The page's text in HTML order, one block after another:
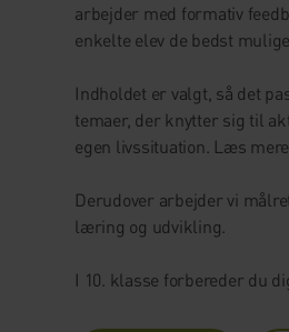
arbejder med formativ
enkelte elev de bedst
Indholdet er valgt, så det
temaer, der knytter sig til
egen livssituation. Læs
Derudover arbejder vi
læring og udvikling.
I 10. klasse forbereder du